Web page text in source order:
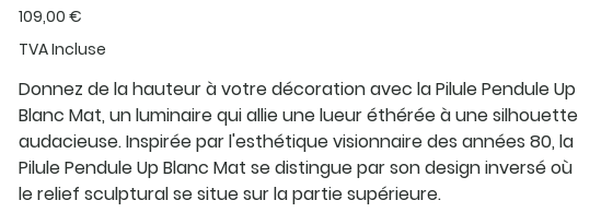
Prix
109,00 €
TVA Incluse
Donnez de la hauteur à votre décoration avec la Pilule Pendule Up
Blanc Mat, un luminaire qui allie une lueur éthérée à une silhouette
audacieuse. Inspirée par l'esthétique visionnaire des années 80, la
Pilule Pendule Up Blanc Mat se distingue par son design inversé où
le relief sculptural se situe sur la partie supérieure.